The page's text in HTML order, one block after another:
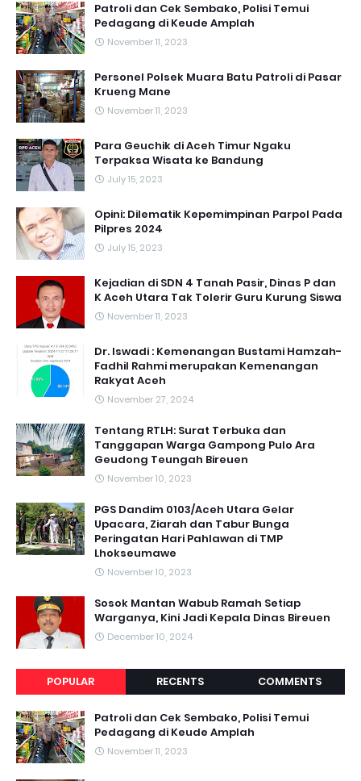
Patroli dan Cek Sembako, Polisi Temui
Pedagang di Keude Amplah
November 11, 2023
Personel Polsek Muara Batu Patroli di Pasar
Krueng Mane
November 11, 2023
Para Geuchik di Aceh Timur Ngaku
Terpaksa Wisata ke Bandung
July 15, 2023
Opini: Dilematik Kepemimpinan Parpol Pada
Pilpres 2024
July 15, 2023
Kejadian di SDN 4 Tanah Pasir, Dinas P dan
K Aceh Utara Tak Tolerir Guru Kurung Siswa
November 11, 2023
Dr. Iswadi : Kemenangan Bustami Hamzah-
Fadhil Rahmi merupakan Kemenangan
Rakyat Aceh
November 27, 2024
Tentang RTLH: Surat Terbuka dan
Tanggapan Warga Gampong Pulo Ara
Geudong Teungah Bireuen
November 10, 2023
PGS Dandim 0103/Aceh Utara Gelar
Upacara, Ziarah dan Tabur Bunga
Peringatan Hari Pahlawan di TMP
Lhokseumawe
November 10, 2023
Sosok Mantan Wabub Ramah Setiap
Warganya, Kini Jadi Kepala Dinas Bireuen
December 10, 2024
POPULAR RECENTS COMMENTS
Patroli dan Cek Sembako, Polisi Temui
Pedagang di Keude Amplah
November 11, 2023